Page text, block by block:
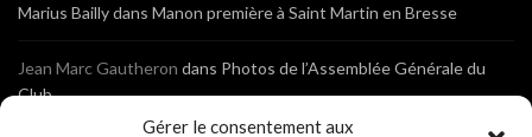
Gérer le consentement aux
Marius Baillydans Manon première à Saint Martin en Bresse
Jean Marc Gautheron dans Photos de l’Assemblée Générale du
Club